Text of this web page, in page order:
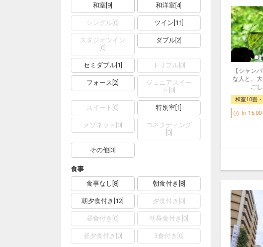
和室 9 和洋室 [4]
シングル 0 ツイン 11
スタジオツイン
0
ダブル [2
セミダブル[ 1 トリプル[ 0]
フォース [2
ジュニアスイー
ト 0
スイート 0 特別室 1
メゾネット 0]
コネクティング
0]
その他[ 3
食事
食事なし [8 朝食付き 8]
朝夕食付き 12 夕食付き 0]
昼食付き 0 朝昼食付き 0
昼夕食付き 0] 3食付き 0]
【シャン
な人と、
ご
和室10畳
In